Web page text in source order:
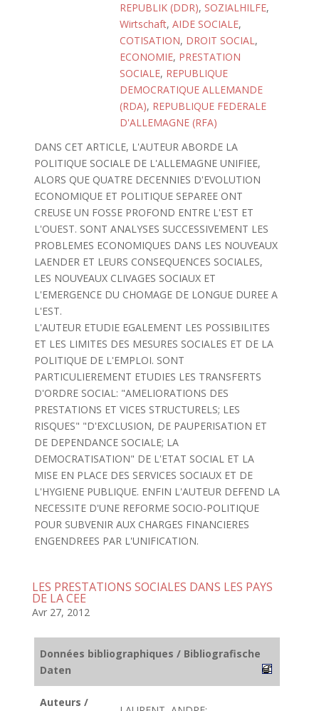
REPUBLIK (DDR), SOZIALHILFE,
Wirtschaft, AIDE SOCIALE,
COTISATION, DROIT SOCIAL,
ECONOMIE, PRESTATION
SOCIALE, REPUBLIQUE
DEMOCRATIQUE ALLEMANDE
(RDA), REPUBLIQUE FEDERALE
D'ALLEMAGNE (RFA)
DANS CET ARTICLE, L'AUTEUR ABORDE LA
POLITIQUE SOCIALE DE L'ALLEMAGNE UNIFIEE,
ALORS QUE QUATRE DECENNIES D'EVOLUTION
ECONOMIQUE ET POLITIQUE SEPAREE ONT
CREUSE UN FOSSE PROFOND ENTRE L'EST ET
L'OUEST. SONT ANALYSES SUCCESSIVEMENT LES
PROBLEMES ECONOMIQUES DANS LES NOUVEAUX
LAENDER ET LEURS CONSEQUENCES SOCIALES,
LES NOUVEAUX CLIVAGES SOCIAUX ET
L'EMERGENCE DU CHOMAGE DE LONGUE DUREE A
L'EST.
L'AUTEUR ETUDIE EGALEMENT LES POSSIBILITES
ET LES LIMITES DES MESURES SOCIALES ET DE LA
POLITIQUE DE L'EMPLOI. SONT
PARTICULIEREMENT ETUDIES LES TRANSFERTS
D'ORDRE SOCIAL: "AMELIORATIONS DES
PRESTATIONS ET VICES STRUCTURELS; LES
RISQUES" "D'EXCLUSION, DE PAUPERISATION ET
DE DEPENDANCE SOCIALE; LA
DEMOCRATISATION" DE L'ETAT SOCIAL ET LA
MISE EN PLACE DES SERVICES SOCIAUX ET DE
L'HYGIENE PUBLIQUE. ENFIN L'AUTEUR DEFEND LA
NECESSITE D'UNE REFORME SOCIO-POLITIQUE
POUR SUBVENIR AUX CHARGES FINANCIERES
ENGENDREES PAR L'UNIFICATION.
LES PRESTATIONS SOCIALES DANS LES PAYS
DE LA CEE
Avr 27, 2012
Données bibliographiques / Bibliografische
Daten
Auteurs /